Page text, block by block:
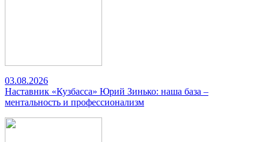
03.08.2026
Наставник «Кузбасса» Юрий Зинько: наша база –
ментальность и профессионализм